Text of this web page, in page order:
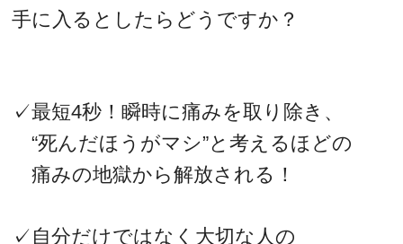
手に入るとしたらどうですか？
✓最短4秒！瞬時に痛みを取り除き、
“死んだほうがマシ”と考えるほどの
痛みの地獄から解放される！
✓自分だけではなく大切な人の